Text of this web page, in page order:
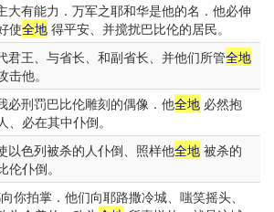
大有能力．万军之耶和华是他的名．他必伸
使全地得平安、并搅扰巴比伦的居民。
君王、与省长、和副省长、并他们所管全地
击他。
必刑罚巴比伦雕刻的偶像．他全地 必然抱
、必在其中仆倒。
以色列被杀的人仆倒、照样他全地 被杀的
伦仆倒。
你拍掌．他们向耶路撒冷城、嗤笑摇头、